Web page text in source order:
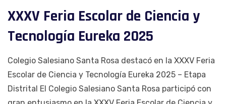
XXXV Feria Escolar de Ciencia y
Tecnología Eureka 2025
Colegio Salesiano Santa Rosa destacó en la XXXV Feria
Escolar de Ciencia y Tecnología Eureka 2025 – Etapa
Distrital El Colegio Salesiano Santa Rosa participó con